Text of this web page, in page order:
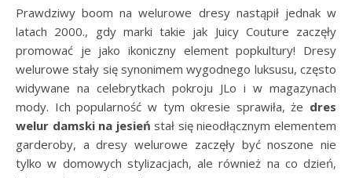
Prawdziwy boom na welurowe dresy nastąpił jednak w
latach 2000., gdy marki takie jak Juicy Couture zaczęły
promować je jako ikoniczny element popkultury! Dresy
welurowe stały się synonimem wygodnego luksusu, często
widywane na celebrytkach pokroju JLo i w magazynach
mody. Ich popularność w tym okresie sprawiła, że dres
welur damski na jesień stał się nieodłącznym elementem
garderoby, a dresy welurowe zaczęły być noszone nie
tylko w domowych stylizacjach, ale również na co dzień,